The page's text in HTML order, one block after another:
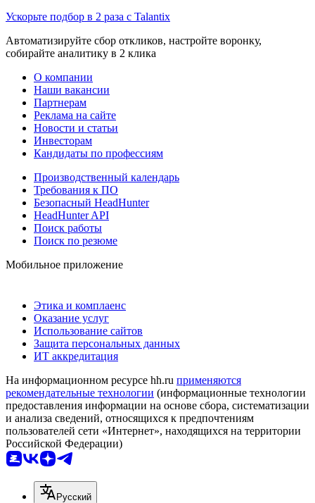
Ускорьте подбор в 2 раза с Talantix
Автоматизируйте сбор откликов, настройте воронку,
собирайте аналитику в 2 клика
О компании
Наши вакансии
Партнерам
Реклама на сайте
Новости и статьи
Инвесторам
Кандидаты по профессиям
Производственный календарь
Требования к ПО
Безопасный HeadHunter
HeadHunter API
Поиск работы
Поиск по резюме
Мобильное приложение
Этика и комплаенс
Оказание услуг
Использование сайтов
Защита персональных данных
ИТ аккредитация
На информационном ресурсе hh.ru применяются
рекомендательные технологии (информационные технологии
предоставления информации на основе сбора, систематизации
и анализа сведений, относящихся к предпочтениям
пользователей сети «Интернет», находящихся на территории
Российской Федерации)
Русский